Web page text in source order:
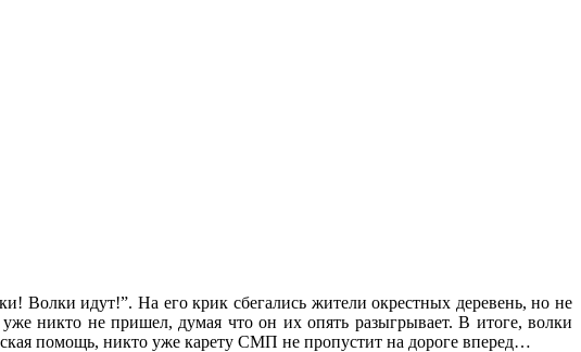
Волки идут!”. На его крик сбегались жители окрестных деревень, но не
никто не пришел, думая что он их опять разыгрывает. В итоге, волки
помощь, никто уже карету СМП не пропустит на дороге вперед…